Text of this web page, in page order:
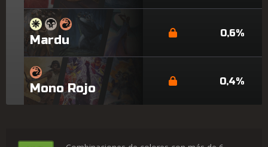
Mardu 0,6%
Mono Rojo 0,4%